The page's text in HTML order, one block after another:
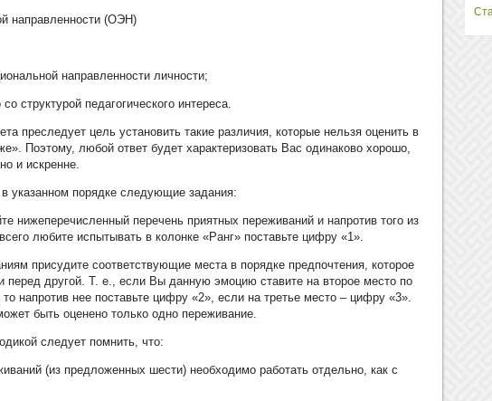
направленности (ОЭН)
направленности личности;
структурой педагогического интереса.
преследует цель установить такие различия, которые нельзя оценить в
Поэтому, любой ответ будет характеризовать Вас одинаково хорошо,
и искренне.
указанном порядке следующие задания:
нижеперечисленный перечень приятных переживаний и напротив того из
любите испытывать в колонке «Ранг» поставьте цифру «1».
присудите соответствующие места в порядке предпочтения, которое
перед другой. Т. е., если Вы данную эмоцию ставите на второе место по
напротив нее поставьте цифру «2», если на третье место – цифру «3».
быть оценено только одно переживание.
следует помнить, что:
(из предложенных шести) необходимо работать отдельно, как с